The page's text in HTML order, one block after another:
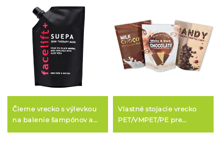
Čierne vrecko s výlevkou
na balenie šampónov a
Vlastné stojacie vrecko
PET/VMPET/PE pre